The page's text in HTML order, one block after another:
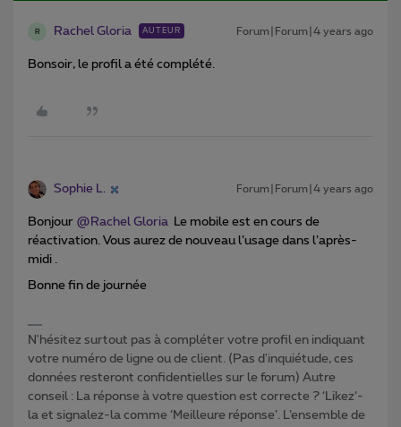
R Rachel Gloria AUTEUR Forum|Forum|4 years ago
Bonsoir, le profil a été complété.
Sophie L. Forum|Forum|4 years ago
Bonjour @Rachel Gloria Le mobile est en cours de
réactivation. Vous aurez de nouveau l’usage dans l’après-
midi .
Bonne fin de journée
N'hésitez surtout pas à compléter votre profil en indiquant
votre numéro de ligne ou de client. (Pas d'inquiétude, ces
données resteront confidentielles sur le forum) Autre
conseil : La réponse à votre question est correcte ? ‘Likez’-
la et signalez-la comme ‘Meilleure réponse’. L’ensemble de